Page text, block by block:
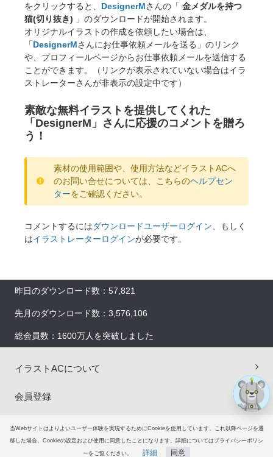
当Webサイトはよりよいユーザー体験を実現するためにCookieを使用しています。これ以降ページを遷
移した場合、Cookieの設定および使用に同意したことになります。詳細についてはプライバシーポリシ
ーをご覧ください。 詳細 同意
をクリックすると、 DesignerMさんの「 金メダルを持つ
猫(切り抜き) 」のダウンロードが開始されます。
オリジナルイラストの作成を依頼したい場合は、
「DesignerMさんにお仕事依頼メールを送る」のリンク
や、プロフィールページからお仕事依頼メールを送信する
ことができます。（リンクが表示されていない場合はイラ
ストレーターさんが非表示の設定中です）
素敵な無料イラストを提供してくれた
「DesignerM」さんに応援のコメントを贈ろ
う！
素材の使用範囲や、使用方法などイラストACへ
のお問い合せについては、こちらのヘルプセン
ターをご確認ください。
コメントするにはダウンロードユーザーログイン 、もしく
はイラストレーターログインが必要です。
昨日のダウンロード数：57,821
先月のダウンロード数：3,576,106
総会員数：1600万人を突破しました
イラストACについて
会員登録
プレミアム会員サービス